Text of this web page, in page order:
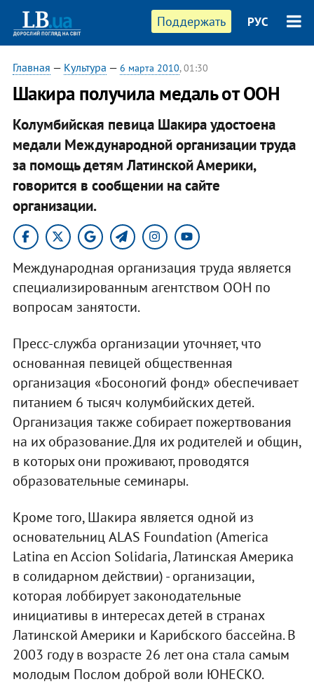
Поддержать РУС
Главная — Культура — 6 марта 2010, 01:30
Шакира получила медаль от ООН
Колумбийская певица Шакира удостоена
медали Международной организации труда
за помощь детям Латинской Америки,
говорится в сообщении на сайте
организации.
Международная организация труда является
специализированным агентством ООН по
вопросам занятости.
Пресс-служба организации уточняет, что
основанная певицей общественная
организация «Босоногий фонд» обеспечивает
питанием 6 тысяч колумбийских детей.
Организация также собирает пожертвования
на их образование. Для их родителей и общин,
в которых они проживают, проводятся
образовательные семинары.
Кроме того, Шакира является одной из
основательниц ALAS Foundation (America
Latina en Accion Solidaria, Латинская Америка
в солидарном действии) - организации,
которая лоббирует законодательные
инициативы в интересах детей в странах
Латинской Америки и Карибского бассейна. В
2003 году в возрасте 26 лет она стала самым
молодым Послом доброй воли ЮНЕСКО.